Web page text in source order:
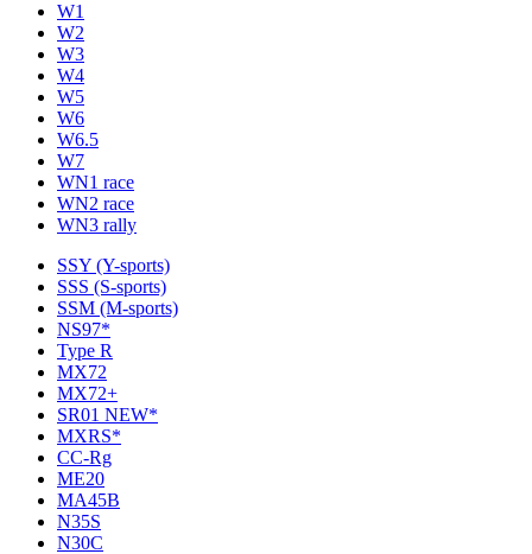
W1
W2
W3
W4
W5
W6
W6.5
W7
WN1 race
WN2 race
WN3 rally
SSY (Y-sports)
SSS (S-sports)
SSM (M-sports)
NS97*
Type R
MX72
MX72+
SR01 NEW*
MXRS*
CC-Rg
ME20
MA45B
N35S
N30C